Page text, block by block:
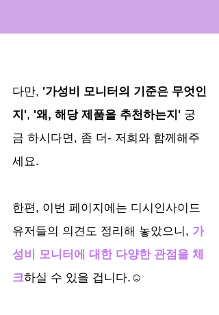
다만, '가성비 모니터의 기준은 무엇인
지', '왜, 해당 제품을 추천하는지' 궁
금 하시다면, 좀 더- 저희와 함께해주
세요.
한편, 이번 페이지에는 디시인사이드
유저들의 의견도 정리해 놓았으니, 가
성비 모니터에 대한 다양한 관점을 체
크하실 수 있을 겁니다.☺️